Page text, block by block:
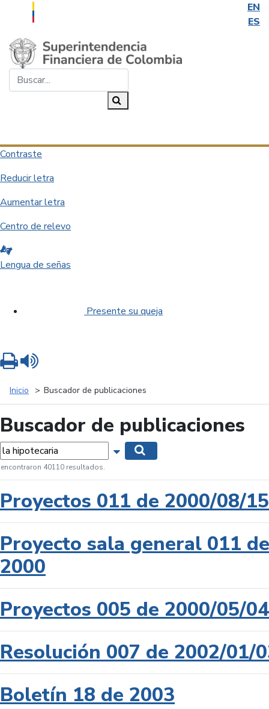
EN
ES
Saltar al contenido principal
Contraste
Reducir letra
Aumentar letra
Centro de relevo
Lengua de señas
Presente su queja
Inicio Buscador de publicaciones
Buscador de publicaciones
Mostrar opciones de búsqueda
encontraron 40110 resultados.
Proyectos 011 de 2000/08/15
Proyecto sala general 011 de
2000
Proyectos 005 de 2000/05/04
Resolución 007 de 2002/01/
Boletín 18 de 2003
Imprimir